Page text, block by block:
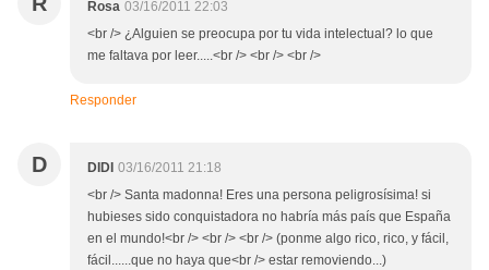
Rosa 03/16/2011 22:03
<br /> ¿Alguien se preocupa por tu vida intelectual? lo que
me faltava por leer.....<br /> <br /> <br />
Responder
D DIDI 03/16/2011 21:18
<br /> Santa madonna! Eres una persona peligrosísima! si
hubieses sido conquistadora no habría más país que España
en el mundo!<br /> <br /> <br /> (ponme algo rico, rico, y fácil,
fácil......que no haya que<br /> estar removiendo...)